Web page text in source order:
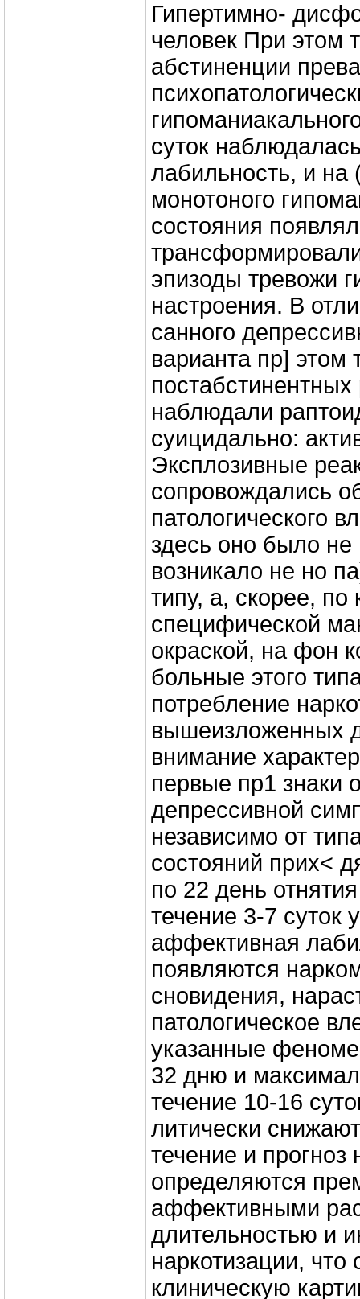
Гипертимно-
человек При этом
абстиненции
суток
лабильность, и на
монотоного
состояния
эпизоды тревожи
настроения. В
санного
варианта пр] этом
наблюдали
суицидально:
Эксплозивные
сопровождались
патологического
здесь оно было
возникало не но
типу, а, скорее,
специфической
окраской, на фон
больные этого
потребление
вышеизложенных
внимание
первые пр1 знаки
депрессивной
независимо от
состояний прих<
по 22 день
течение 3-7 суток
аффективная
появляются
сновидения,
патологическое
указанные
32 дню и
течение 10-16
литически
течение и прогноз
определяются
аффективными
длительностью и
наркотизации,
клиническую